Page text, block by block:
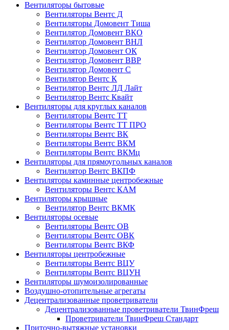
Вентиляторы бытовые
Вентиляторы Вентс Д
Вентиляторы Домовент Тиша
Вентилятор Домовент ВКО
Вентилятор Домовент ВНЛ
Вентилятор Домовент ОК
Вентилятор Домовент ВВР
Вентилятор Домовент С
Вентилятор Вентс К
Вентилятор Вентс ЛД Лайт
Вентилятор Вентс Квайт
Вентиляторы для круглых каналов
Вентиляторы Вентс ТТ
Вентиляторы Вентс ТТ ПРО
Вентиляторы Вентс ВК
Вентиляторы Вентс ВКМ
Вентиляторы Вентс ВКМц
Вентиляторы для прямоугольных каналов
Вентилятор Вентс ВКПФ
Вентиляторы каминные центробежные
Вентиляторы Вентс КАМ
Вентиляторы крышные
Вентилятор Вентс ВКМК
Вентиляторы осевые
Вентиляторы Вентс ОВ
Вентиляторы Вентс ОВК
Вентиляторы Вентс ВКФ
Вентиляторы центробежные
Вентиляторы Вентс ВЦУ
Вентиляторы Вентс ВЦУН
Вентиляторы шумоизолированные
Воздушно-отопительные агрегаты
Децентрализованные проветриватели
Децентрализованные проветриватели ТвинФреш
Проветриватели ТвинФреш Стандарт
Приточно-вытяжные установки